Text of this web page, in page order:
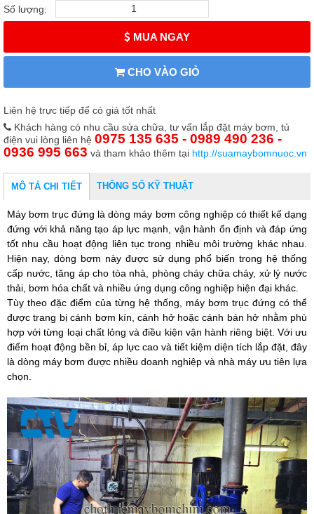
Số lượng:
MUA NGAY
CHO VÀO GIỎ
Liên hệ trực tiếp để có giá tốt nhất
Khách hàng có nhu cầu sửa chữa, tư vấn lắp đặt máy bơm, tủ
điện vui lòng liên hệ 0975 135 635 - 0989 490 236 -
0936 995 663 và tham khảo thêm tại http://suamaybomnuoc.vn
MÔ TẢ CHI TIẾT THÔNG SỐ KỸ THUẬT
Máy bơm trục đứng là dòng máy bơm công nghiệp có thiết kế dạng
đứng với khả năng tạo áp lực mạnh, vận hành ổn định và đáp ứng
tốt nhu cầu hoạt động liên tục trong nhiều môi trường khác nhau.
Hiện nay, dòng bơm này được sử dụng phổ biến trong hệ thống
cấp nước, tăng áp cho tòa nhà, phòng cháy chữa cháy, xử lý nước
thải, bơm hóa chất và nhiều ứng dụng công nghiệp hiện đại khác.
Tùy theo đặc điểm của từng hệ thống, máy bơm trục đứng có thể
được trang bị cánh bơm kín, cánh hở hoặc cánh bán hở nhằm phù
hợp với từng loại chất lỏng và điều kiện vận hành riêng biệt. Với ưu
điểm hoạt động bền bỉ, áp lực cao và tiết kiệm diện tích lắp đặt, đây
là dòng máy bơm được nhiều doanh nghiệp và nhà máy ưu tiên lựa
chọn.